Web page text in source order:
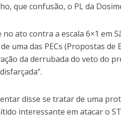
que confusão, o PL da
ato contra a escala 6×1 em
uma das PECs (Propostas
da derrubada do veto do
disse se tratar de uma
interessante em atacar o